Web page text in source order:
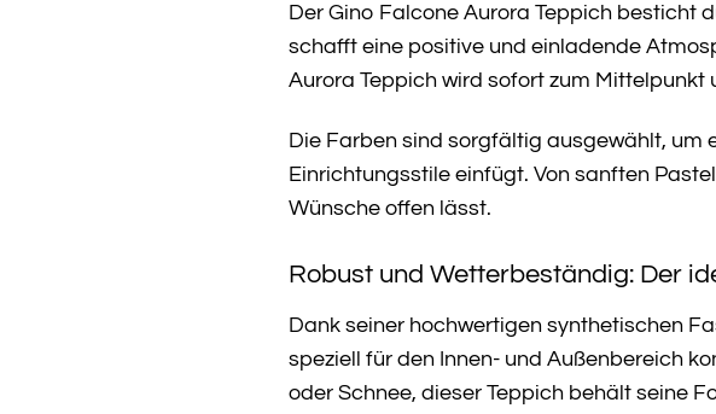
Der Gino Falcone Aurora Teppich besticht
schafft eine positive und einladende
Aurora Teppich wird sofort zum Mittelpunkt
Die Farben sind sorgfältig ausgewählt, um
Einrichtungsstile einfügt. Von sanften
Wünsche offen lässt.
Robust und Wetterbeständig: Der
Dank seiner hochwertigen synthetischen
speziell für den Innen- und Außenbereich
oder Schnee, dieser Teppich behält seine